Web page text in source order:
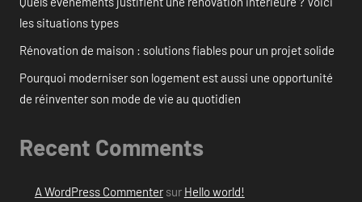
les situations types
Rénovation de maison : solutions fiables pour un projet solide
Pourquoi moderniser son logement est aussi une opportunité
de réinventer son mode de vie au quotidien
Recent Comments
A WordPress Commentersur Hello world!